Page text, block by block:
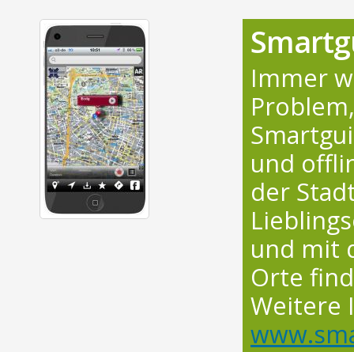
Immer
und
der
und mit
Orte
Weitere